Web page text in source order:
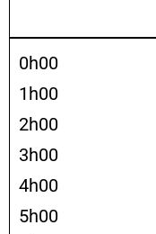
0h00
1h00
2h00
3h00
4h00
5h00